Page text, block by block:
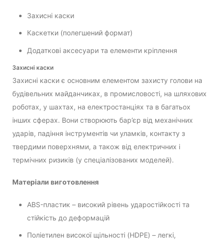
Захисні каски
Каскетки (полегшений формат)
Додаткові аксесуари та елементи кріплення
Захисні каски
Захисні каски є основним елементом захисту голови на
будівельних майданчиках, в промисловості, на шляхових
роботах, у шахтах, на електростанціях та в багатьох
інших сферах. Вони створюють бар’єр від механічних
ударів, падіння інструментів чи уламків, контакту з
твердими поверхнями, а також від електричних і
термічних ризиків (у спеціалізованих моделей).
Матеріали виготовлення
ABS-пластик – високий рівень ударостійкості та
стійкість до деформацій
Поліетилен високої щільності (HDPE) – легкі,